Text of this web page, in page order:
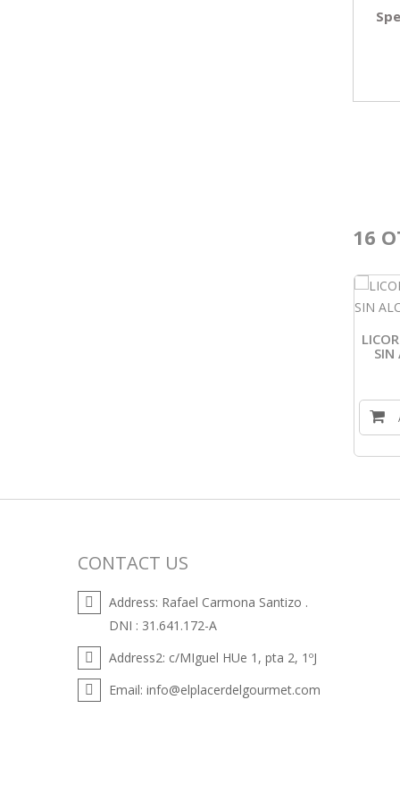
16
SIN
CONTACT US
Address: Rafael Carmona Santizo .
DNI : 31.641.172-A
Address2: c/MIguel HUe 1, pta 2, 1ºJ
Email: info@elplacerdelgourmet.com